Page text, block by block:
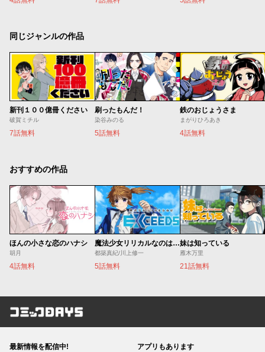
同じジャンルの作品
新刊１００億冊ください
破賀ミチル
7話無料
刷ったもんだ！
染谷みのる
5話無料
鉄のおじょうさま
まがりひろあき
4話無料
おすすめの作品
ほんの小さな恋のハナシ
胡月
4話無料
魔法少女リリカルなのは EXCEEDS
都築真紀/川上修一
5話無料
妹は知っている
雁木万里
21話無料
コミックDAYS
最新情報を配信中! アプリもあります